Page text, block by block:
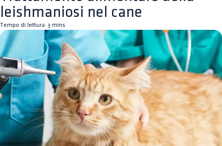
leishmaniosi nel cane
Tempo di lettura: 3 mins